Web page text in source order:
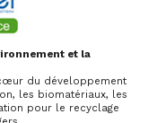
et la
du développement
les biomatériaux, les
pour le recyclage